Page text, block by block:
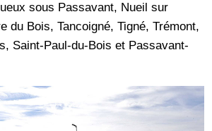
sous Passavant, Nueil sur
du Bois, Tancoigné, Tigné, Trémont,
Saint-Paul-du-Bois et Passavant-